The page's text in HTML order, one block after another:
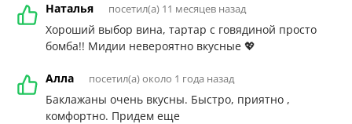
Наталья посетил(а) 11 месяцев назад
Хороший выбор вина, тартар с говядиной просто
бомба!! Мидии невероятно вкусные 💖
Алла посетил(а) около 1 года назад
Баклажаны очень вкусны. Быстро, приятно ,
комфортно. Придем еще